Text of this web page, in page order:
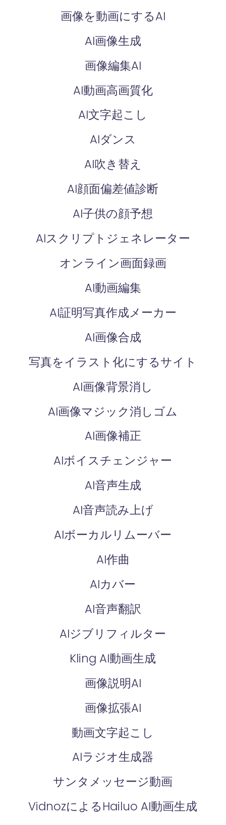
画像を動画にするAI
AI画像生成
画像編集AI
AI動画高画質化
AI文字起こし
AIダンス
AI吹き替え
AI顔面偏差値診断
AI子供の顔予想
AIスクリプトジェネレーター
オンライン画面録画
AI動画編集
AI証明写真作成メーカー
AI画像合成
写真をイラスト化にするサイト
AI画像背景消し
AI画像マジック消しゴム
AI画像補正
AIボイスチェンジャー
AI音声生成
AI音声読み上げ
AIボーカルリムーバー
AI作曲
AIカバー
AI音声翻訳
AIジブリフィルター
Kling AI動画生成
画像説明AI
画像拡張AI
動画文字起こし
AIラジオ生成器
サンタメッセージ動画
VidnozによるHailuo AI動画生成